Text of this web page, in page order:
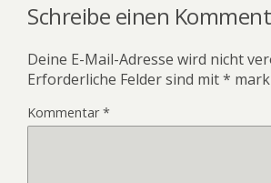
Schreibe einen
Deine E-Mail-Adresse wird nicht
Erforderliche Felder sind mit*
Kommentar*